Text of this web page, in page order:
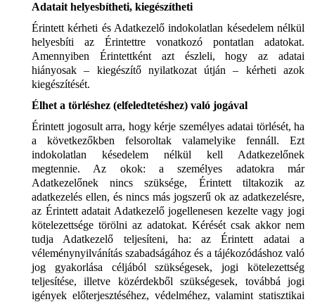
Adatait helyesbítheti, kiegészítheti
Érintett kérheti és Adatkezelő indokolatlan késedelem nélkül
helyesbíti az Érintettre vonatkozó pontatlan adatokat.
Amennyiben Érintettként azt észleli, hogy az adatai
hiányosak – kiegészítő nyilatkozat útján – kérheti azok
kiegészítését.
Élhet a törléshez (elfeledtetéshez) való jogával
Érintett jogosult arra, hogy kérje személyes adatai törlését, ha
a következőkben felsoroltak valamelyike fennáll. Ezt
indokolatlan késedelem nélkül kell Adatkezelőnek
megtennie. Az okok: a személyes adatokra már
Adatkezelőnek nincs szüksége, Érintett tiltakozik az
adatkezelés ellen, és nincs más jogszerű ok az adatkezelésre,
az Érintett adatait Adatkezelő jogellenesen kezelte vagy jogi
kötelezettsége törölni az adatokat. Kérését csak akkor nem
tudja Adatkezelő teljesíteni, ha: az Érintett adatai a
véleménynyilvánítás szabadságához és a tájékozódáshoz való
jog gyakorlása céljából szükségesek, jogi kötelezettség
teljesítése, illetve közérdekből szükségesek, továbbá jogi
igények előterjesztéséhez, védelméhez, valamint statisztikai